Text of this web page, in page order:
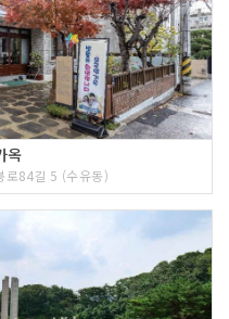
옥
로84길 5 (수유동)